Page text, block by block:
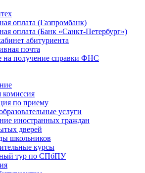
оплата (Газпромбанк)
оплата (Банк «Санкт-Петербург»)
абитуриента
почта
на получение справки ФНС
по приему
услуги
иностранных граждан
дверей
школьников
курсы
тур по СПбПУ